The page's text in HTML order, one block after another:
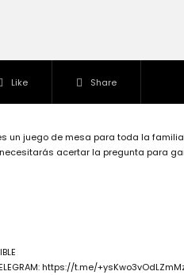
Like Share
un juego de mesa para toda la
acertar la pregunta para
https://t.me/